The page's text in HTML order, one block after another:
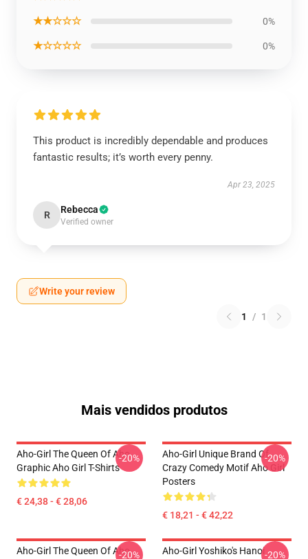
★★☆☆☆ 0%
★☆☆☆☆ 0%
This product is incredibly dependable and produces
fantastic results; it’s worth every penny.
Apr 23, 2025
R Rebecca
Verified owner
Write your review
1 / 1
Mais vendidos produtos
Aho-Girl The Queen Of Aho
Graphic Aho Girl T-Shirts
€ 24,38 - € 28,06
-20%
Aho-Girl Unique Brand Of
Crazy Comedy Motif Aho Girl
Posters
€ 18,21 - € 42,22
-20%
Aho-Girl The Queen Of Aho-20%
Aho-Girl Yoshiko's Hanoi-20%